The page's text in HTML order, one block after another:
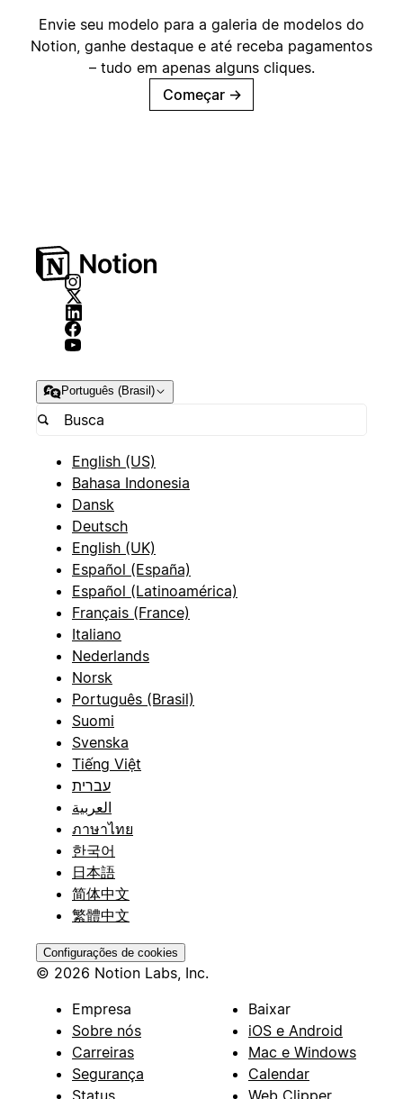
Envie seu modelo para a galeria de modelos do
Notion, ganhe destaque e até receba pagamentos
– tudo em apenas alguns cliques.
Começar →
Português (Brasil)
English (US)
Bahasa Indonesia
Dansk
Deutsch
English (UK)
Español (España)
Español (Latinoamérica)
Français (France)
Italiano
Nederlands
Norsk
Português (Brasil)
Suomi
Svenska
Tiếng Việt
עברית
العربية
ภาษาไทย
한국어
日本語
简体中文
繁體中文
Configurações de cookies
© 2026 Notion Labs, Inc.
Empresa
Sobre nós
Carreiras
Segurança
Status
Baixar
iOS e Android
Mac e Windows
Calendar
Web Clipper